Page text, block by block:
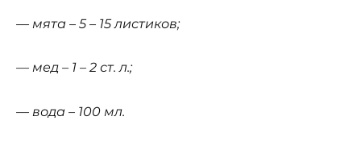
— мята – 5 – 15 листиков;
— мед – 1 – 2 ст. л.;
— вода – 100 мл.